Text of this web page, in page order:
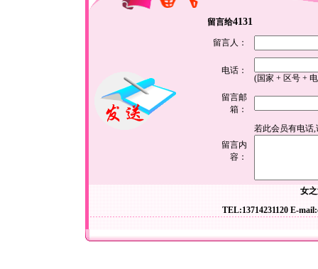
留言给4131
留言人：
电话：
(国家 + 区号 +
留言邮
箱：
留言内
容：
若此会员有电话
女
TEL:13714231120 E-mail: